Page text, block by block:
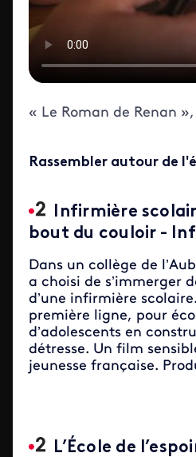
« Le Roman de Renan
Rassembler autour de
Infirmière
bout du couloir -
Dans un collège de
a choisi de s’immerger
d’une infirmière
première ligne, pour
d’adolescents en
détresse. Un film
jeunesse française.
L’École de